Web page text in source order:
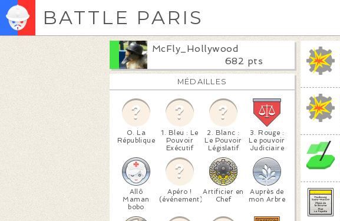
BATTLE PARIS
McFly_Hollywood
682 pts
MÉDAILLES
0. La
République
1. Bleu : Le
Pouvoir
Exécutif
2. Blanc :
Le Pouvoir
Législatif
3. Rouge :
Le pouvoir
Judiciaire
Allô
Maman
bobo
Apéro !
(événement)
Artificier en
Chef
Auprès de
mon Arbre